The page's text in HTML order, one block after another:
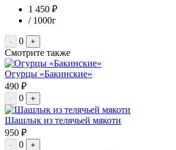
1 450 ₽
/ 1000г
- 0 +
Смотрите также
Огурцы «Бакинские»
490 ₽
- 0 +
Шашлык из телячьей мякоти
950 ₽
- 0 +